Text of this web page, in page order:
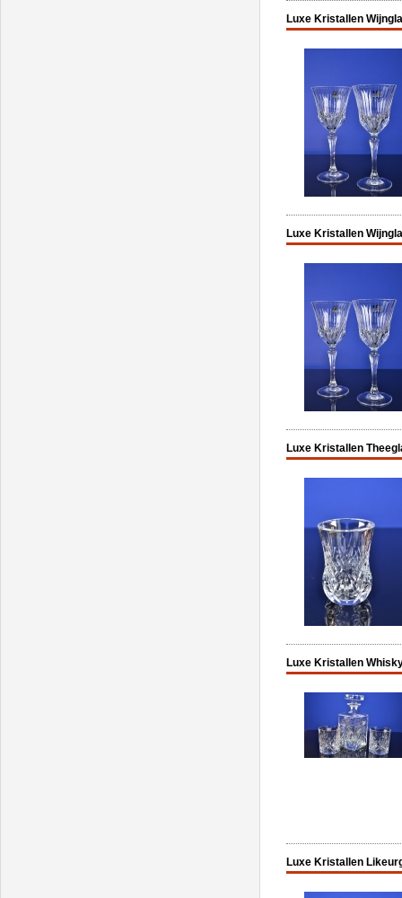
Luxe Kristallen
Luxe Kristallen
Luxe Kristallen
Luxe Kristallen
Luxe Kristallen